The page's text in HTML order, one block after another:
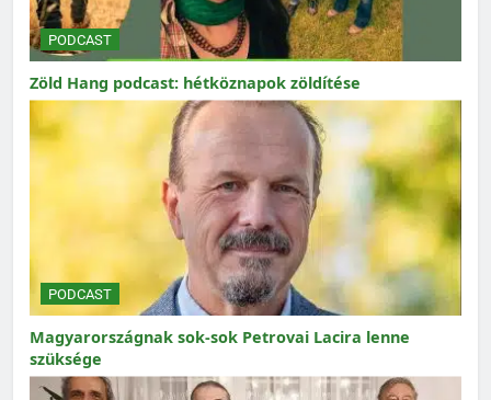
PODCAST
Zöld Hang podcast: hétköznapok zöldítése
PODCAST
Magyarországnak sok-sok Petrovai Lacira lenne
szüksége